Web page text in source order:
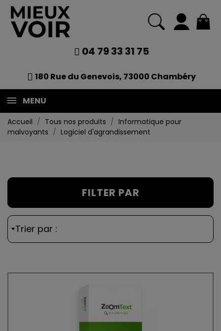
04 79 33 31 75
180 Rue du Genevois, 73000 Chambéry
MENU
Accueil Tous nos produits
Informatique pour
malvoyants
Logiciel d'agrandissement
FILTER PAR
Trier par :